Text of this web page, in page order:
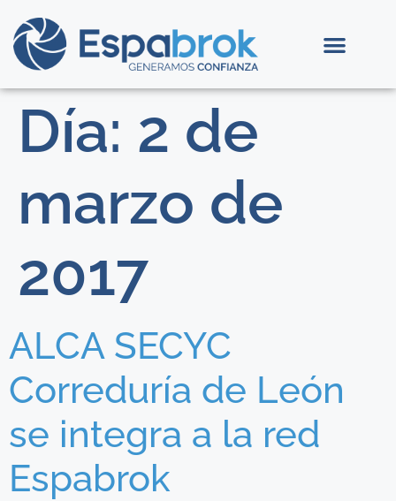
Día: 2 de
marzo de
2017
ALCA SECYC
Correduría de León
se integra a la red
Espabrok